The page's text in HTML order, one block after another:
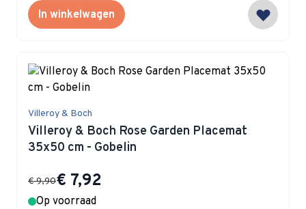
In winkelwagen
Villeroy & Boch
Villeroy & Boch Rose Garden Placemat
35x50 cm - Gobelin
Special Price
€ 7,92
€ 9,90
Op voorraad